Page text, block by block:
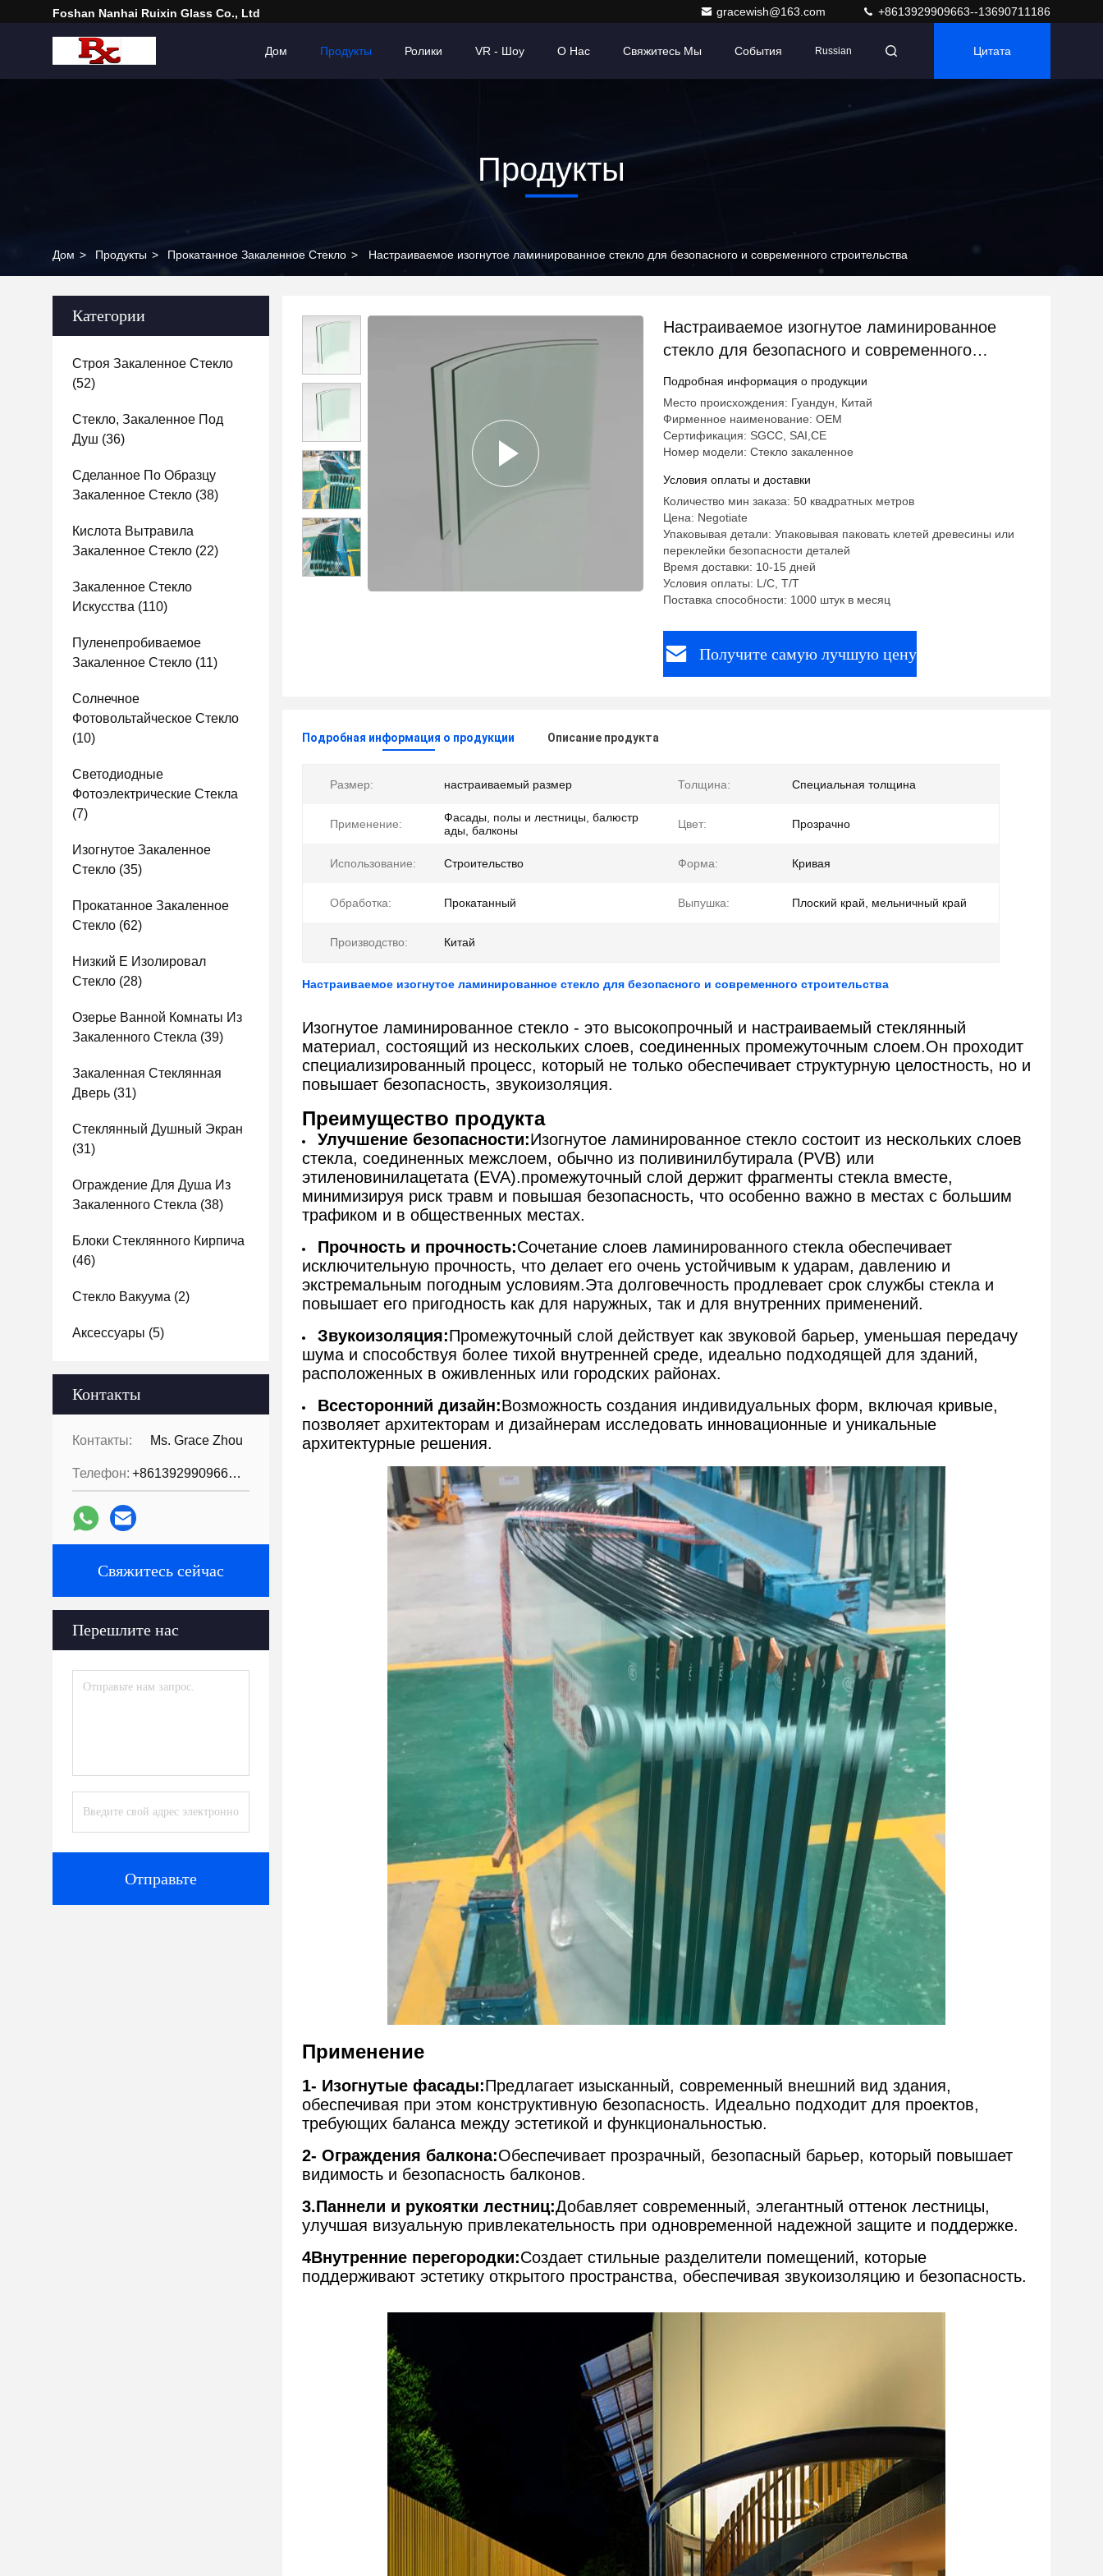
Foshan Nanhai Ruixin Glass Co., Ltd gracewish@163.com +8613929909663--13690711186
Дом Продукты Ролики VR - Шоу О Нас Свяжитесь Мы События Russian Цитата
Продукты
Дом > Продукты > Прокатанное Закаленное Стекло > Настраиваемое изогнутое ламинированное стекло для безопасного и современного строительства
Категории
Строя Закаленное Стекло
(52)
Стекло, Закаленное Под
Душ (36)
Сделанное По Образцу
Закаленное Стекло (38)
Кислота Вытравила
Закаленное Стекло (22)
Закаленное Стекло
Искусства (110)
Пуленепробиваемое
Закаленное Стекло (11)
Солнечное
Фотовольтайческое Стекло
(10)
Светодиодные
Фотоэлектрические Стекла
(7)
Изогнутое Закаленное
Стекло (35)
Прокатанное Закаленное
Стекло (62)
Низкий E Изолировал
Стекло (28)
Озерье Ванной Комнаты Из
Закаленного Стекла (39)
Закаленная Стеклянная
Дверь (31)
Стеклянный Душный Экран
(31)
Ограждение Для Душа Из
Закаленного Стекла (38)
Блоки Стеклянного Кирпича
(46)
Стекло Вакуума (2)
Аксессуары (5)
Контакты
Контакты: Ms. Grace Zhou
Телефон: +8613929909663--13690711186
Свяжитесь сейчас
Перешлите нас
Отправьте
Настраиваемое изогнутое ламинированное
стекло для безопасного и современного
строительства
Подробная информация о продукции
Место происхождения: Гуандун, Китай
Фирменное наименование: OEM
Сертификация: SGCC, SAI,CE
Номер модели: Стекло закаленное
Условия оплаты и доставки
Количество мин заказа: 50 квадратных метров
Цена: Negotiate
Упаковывая детали: Упаковывая паковать клетей древесины или
переклейки безопасности деталей
Время доставки: 10-15 дней
Условия оплаты: L/C, T/T
Поставка способности: 1000 штук в месяц
Получите самую лучшую цену
Подробная информация о продукции Описание продукта
Размер: настраиваемый размер Толщина: Специальная толщина
Применение:
Фасады, полы и лестницы, балюстр
ады, балконы
Цвет: Прозрачно
Использование: Строительство Форма: Кривая
Обработка: Прокатанный Выпушка: Плоский край, мельничный край
Производство: Китай
Настраиваемое изогнутое ламинированное стекло для безопасного и современного строительства
Изогнутое ламинированное стекло - это высокопрочный и настраиваемый стеклянный
материал, состоящий из нескольких слоев, соединенных промежуточным слоем.Он проходит
специализированный процесс, который не только обеспечивает структурную целостность, но и
повышает безопасность, звукоизоляция.
Преимущество продукта
Улучшение безопасности:Изогнутое ламинированное стекло состоит из нескольких слоев
стекла, соединенных межслоем, обычно из поливинилбутирала (PVB) или
этиленовинилацетата (EVA).промежуточный слой держит фрагменты стекла вместе,
минимизируя риск травм и повышая безопасность, что особенно важно в местах с большим
трафиком и в общественных местах.
Прочность и прочность:Сочетание слоев ламинированного стекла обеспечивает
исключительную прочность, что делает его очень устойчивым к ударам, давлению и
экстремальным погодным условиям.Эта долговечность продлевает срок службы стекла и
повышает его пригодность как для наружных, так и для внутренних применений.
Звукоизоляция:Промежуточный слой действует как звуковой барьер, уменьшая передачу
шума и способствуя более тихой внутренней среде, идеально подходящей для зданий,
расположенных в оживленных или городских районах.
Всесторонний дизайн:Возможность создания индивидуальных форм, включая кривые,
позволяет архитекторам и дизайнерам исследовать инновационные и уникальные
архитектурные решения.
Применение
1- Изогнутые фасады:Предлагает изысканный, современный внешний вид здания,
обеспечивая при этом конструктивную безопасность. Идеально подходит для проектов,
требующих баланса между эстетикой и функциональностью.
2- Ограждения балкона:Обеспечивает прозрачный, безопасный барьер, который повышает
видимость и безопасность балконов.
3.Паннели и рукоятки лестниц:Добавляет современный, элегантный оттенок лестницы,
улучшая визуальную привлекательность при одновременной надежной защите и поддержке.
4Внутренние перегородки:Создает стильные разделители помещений, которые
поддерживают эстетику открытого пространства, обеспечивая звукоизоляцию и безопасность.